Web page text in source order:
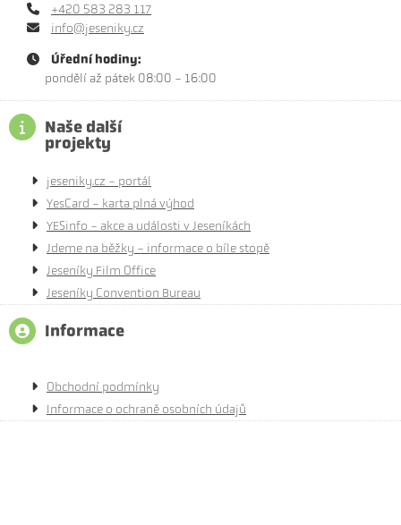
+420 583 283 117
info@jeseniky.cz
Úřední hodiny:
pondělí až pátek 08:00 - 16:00
Naše další
projekty
jeseniky.cz - portál
YesCard - karta plná výhod
YESinfo - akce a události v Jeseníkách
Jdeme na běžky - informace o bíle stopě
Jeseníky Film Office
Jeseníky Convention Bureau
Informace
Obchodní podmínky
Informace o ochraně osobních údajů